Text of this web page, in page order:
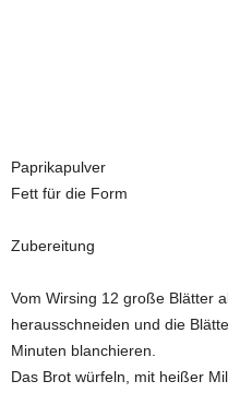
Paprikapulver
Fett für die Form
Zubereitung
Vom Wirsing 12 große Blätter
herausschneiden und die
Minuten blanchieren.
Das Brot würfeln, mit heißer